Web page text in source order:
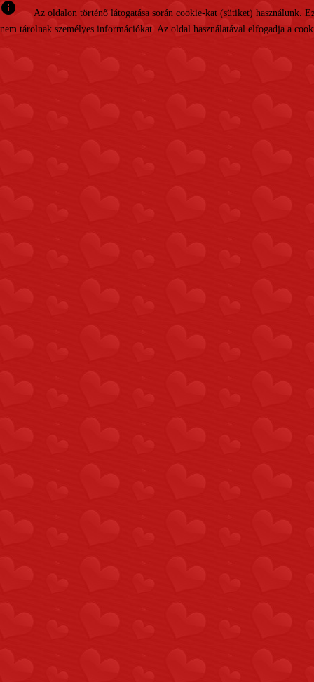
info
Az oldalon történő látogatása során cookie-kat (sütiket)
nem tárolnak személyes információkat. Az oldal használatával elfogadja a